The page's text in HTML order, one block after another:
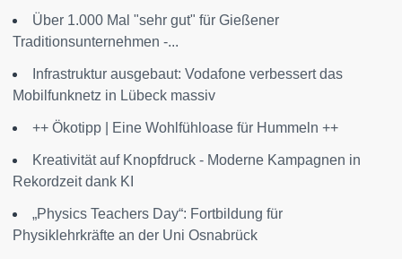
Über 1.000 Mal "sehr gut" für Gießener
Traditionsunternehmen -...
Infrastruktur ausgebaut: Vodafone verbessert das
Mobilfunknetz in Lübeck massiv
++ Ökotipp | Eine Wohlfühloase für Hummeln ++
Kreativität auf Knopfdruck - Moderne Kampagnen in
Rekordzeit dank KI
„Physics Teachers Day“: Fortbildung für
Physiklehrkräfte an der Uni Osnabrück